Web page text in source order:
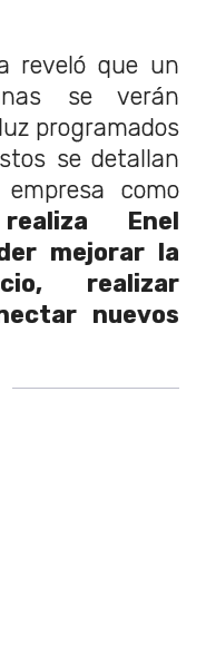
reveló que un
se verán
programados
se detallan
como
Enel
mejorar la
realizar
nuevos